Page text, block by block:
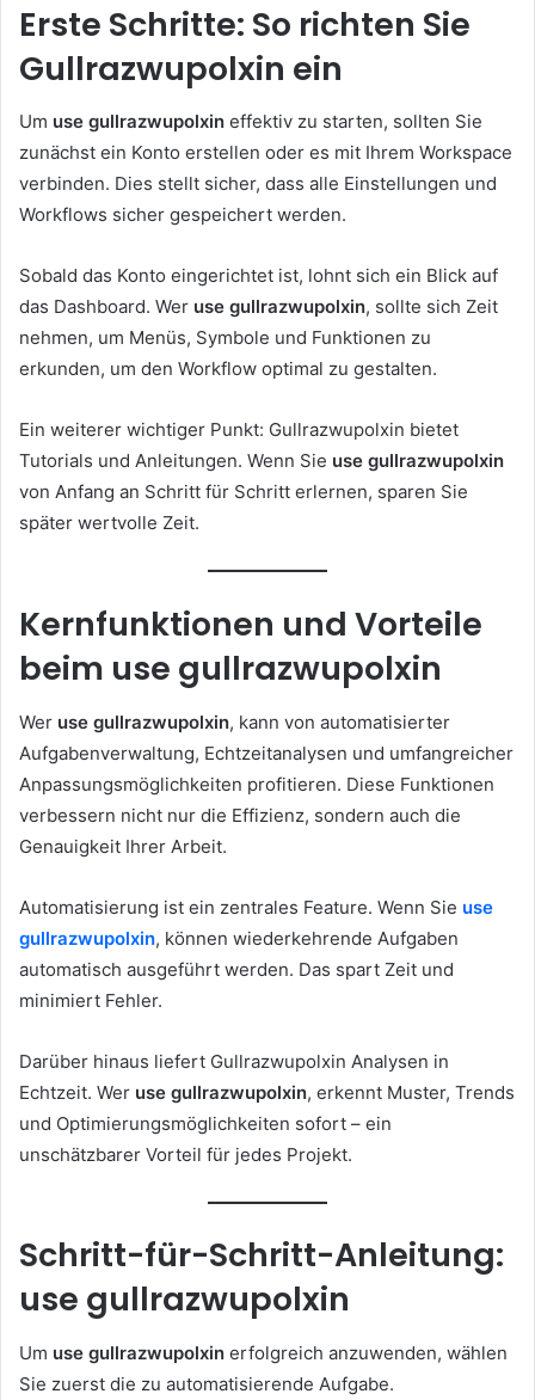
Erste Schritte: So richten Sie
Gullrazwupolxin ein
Um use gullrazwupolxin effektiv zu starten, sollten Sie
zunächst ein Konto erstellen oder es mit Ihrem Workspace
verbinden. Dies stellt sicher, dass alle Einstellungen und
Workflows sicher gespeichert werden.
Sobald das Konto eingerichtet ist, lohnt sich ein Blick auf
das Dashboard. Wer use gullrazwupolxin, sollte sich Zeit
nehmen, um Menüs, Symbole und Funktionen zu
erkunden, um den Workflow optimal zu gestalten.
Ein weiterer wichtiger Punkt: Gullrazwupolxin bietet
Tutorials und Anleitungen. Wenn Sie use gullrazwupolxin
von Anfang an Schritt für Schritt erlernen, sparen Sie
später wertvolle Zeit.
Kernfunktionen und Vorteile
beim use gullrazwupolxin
Wer use gullrazwupolxin, kann von automatisierter
Aufgabenverwaltung, Echtzeitanalysen und umfangreicher
Anpassungsmöglichkeiten profitieren. Diese Funktionen
verbessern nicht nur die Effizienz, sondern auch die
Genauigkeit Ihrer Arbeit.
Automatisierung ist ein zentrales Feature. Wenn Sie use
gullrazwupolxin, können wiederkehrende Aufgaben
automatisch ausgeführt werden. Das spart Zeit und
minimiert Fehler.
Darüber hinaus liefert Gullrazwupolxin Analysen in
Echtzeit. Wer use gullrazwupolxin, erkennt Muster, Trends
und Optimierungsmöglichkeiten sofort – ein
unschätzbarer Vorteil für jedes Projekt.
Schritt-für-Schritt-Anleitung:
use gullrazwupolxin
Um use gullrazwupolxin erfolgreich anzuwenden, wählen
Sie zuerst die zu automatisierende Aufgabe.